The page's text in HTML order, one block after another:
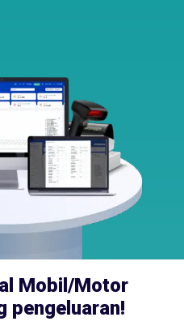
Mobil/Motor
pengeluaran!